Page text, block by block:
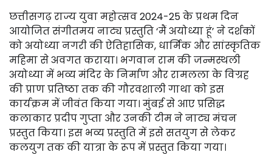
छत्तीसगढ़ राज्य युवा महोत्सव 2024-25 के प्रथम दिन
आयोजित संगीतमय नाट्य प्रस्तुति ‘मैं अयोध्या हूं’ ने दर्शकों
को अयोध्या नगरी की ऐतिहासिक, धार्मिक और सांस्कृतिक
महिमा से अवगत कराया। भगवान राम की जन्मस्थली
अयोध्या में भव्य मंदिर के निर्माण और रामलला के विग्रह
की प्राण प्रतिष्ठा तक की गौरवशाली गाथा को इस
कार्यक्रम में जीवंत किया गया। मुंबई से आए प्रसिद्ध
कलाकार प्रदीप गुप्ता और उनकी टीम ने नाट्य मंचन
प्रस्तुत किया। इस भव्य प्रस्तुति में इसे सतयुग से लेकर
कलयुग तक की यात्रा के रूप में प्रस्तुत किया गया।